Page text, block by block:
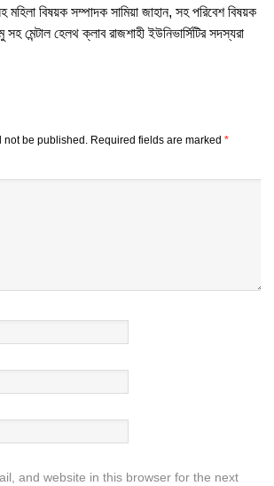
মহিলা বিষয়ক সম্পাদক সামিয়া জাহান, সহ পরিবেশ বিষয়ক
মেন্টাল হেলথ ক্লাব রাজশাহী ইউনিভার্সিটির সদস্যরা
be published. Required fields are marked *
and website in this browser for the next